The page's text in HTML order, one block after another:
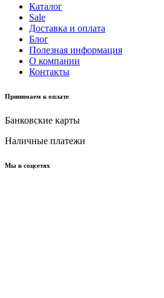
Каталог
Sale
Доставка и оплата
Блог
Полезная информация
О компании
Контакты
Принимаем к оплате
Банковские карты
Наличные платежи
Мы в соцсетях